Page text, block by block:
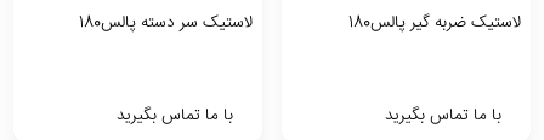
لاستیک ضربه گیر پالس180
با ما تماس بگیرید
لاستیک سر دسته پالس180
با ما تماس بگیرید